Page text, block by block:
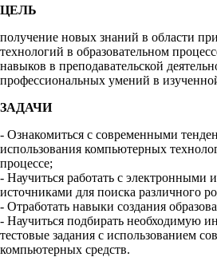
ЦЕЛЬ
получение новых знаний в области
технологий в образовательном
навыков в преподавательской
профессиональных умений в
ЗАДАЧИ
- Ознакомиться с современными
использования компьютерных
процессе;
- Научиться работать с
источниками для поиска различного
- Отработать навыки создания
- Научиться подбирать необходимую
тестовые задания с использованием
компьютерных средств.